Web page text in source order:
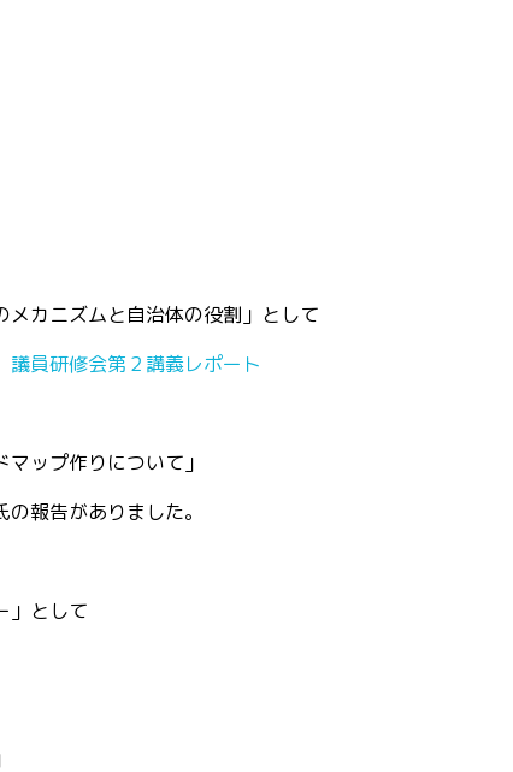
メカニズムと自治体の役割」として
議員研修会第２講義レポート
ップ作りについて」
報告がありました。
」として